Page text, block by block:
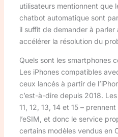
utilisateurs mentionnent que
chatbot automatique sont
il suffit de demander à parler
accélérer la résolution du
Quels sont les smartphones
Les iPhones compatibles
ceux lancés à partir de
c’est-à-dire depuis 2018.
11, 12, 13, 14 et 15 –
l’eSIM, et donc le service
certains modèles vendus en